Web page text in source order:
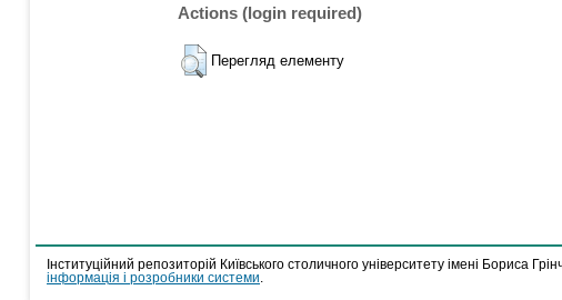
Actions (login required)
Перегляд елементу
Інституційний репозиторій Київського столичного університету імені Бориса
інформація і розробники системи